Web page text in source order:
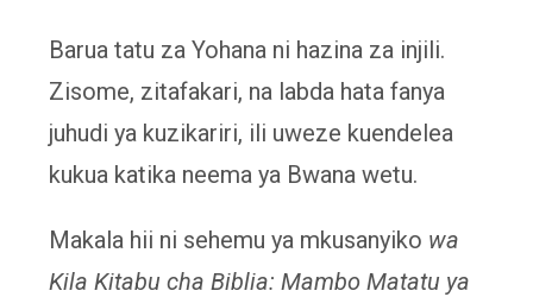
Barua tatu za Yohana ni hazina za injili.
Zisome, zitafakari, na labda hata fanya
juhudi ya kuzikariri, ili uweze kuendelea
kukua katika neema ya Bwana wetu.
Makala hii ni sehemu ya mkusanyiko wa
Kila Kitabu cha Biblia: Mambo Matatu ya